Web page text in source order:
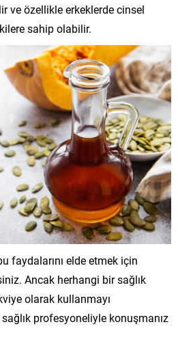
ve özellikle erkeklerde cinsel
sahip olabilir.
faydalarını elde etmek için
Ancak herhangi bir sağlık
olarak kullanmayı
profesyoneliyle konuşmanız